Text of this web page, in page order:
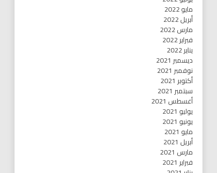
مايو 2022
أبريل 2022
مارس 2022
فبراير 2022
يناير 2022
ديسمبر 2021
نوفمبر 2021
أكتوبر 2021
سبتمبر 2021
أغسطس 2021
يوليو 2021
يونيو 2021
مايو 2021
أبريل 2021
مارس 2021
فبراير 2021